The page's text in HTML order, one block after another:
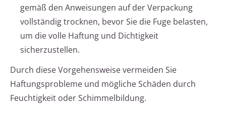
gemäß den Anweisungen auf der Verpackung
vollständig trocknen, bevor Sie die Fuge belasten,
um die volle Haftung und Dichtigkeit
sicherzustellen.
Durch diese Vorgehensweise vermeiden Sie
Haftungsprobleme und mögliche Schäden durch
Feuchtigkeit oder Schimmelbildung.